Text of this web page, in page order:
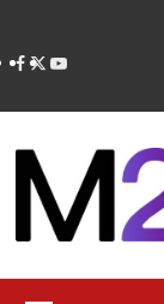
contenido